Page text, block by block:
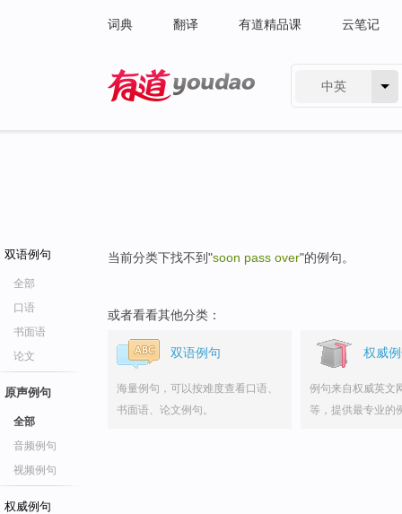
词典 翻译 有道精品课 云笔记
中英
双语例句
全部
口语
书面语
论文
原声例句
全部
音频例句
视频例句
权威例句
当前分类下找不到"soon pass over"的例句。
或者看看其他分类：
双语例句
海量例句，可以按难度查看口语、
书面语、论文例句。
权威
例句来自权威英文
等，提供最专业的